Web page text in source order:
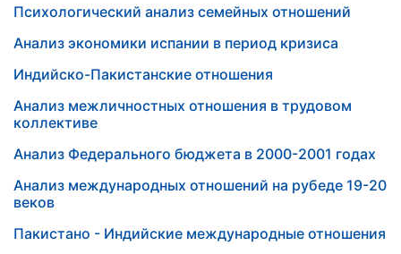
Психологический анализ семейных отношений
Анализ экономики испании в период кризиса
Индийско-Пакистанские отношения
Анализ межличностных отношения в трудовом
коллективе
Анализ Федерального бюджета в 2000-2001 годах
Анализ международных отношений на рубеде 19-20
веков
Пакистано - Индийские международные отношения